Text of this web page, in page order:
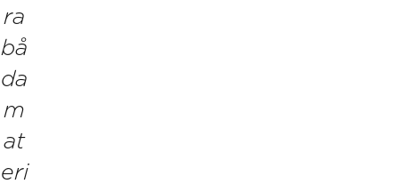
ra
bå
da
m
at
eri